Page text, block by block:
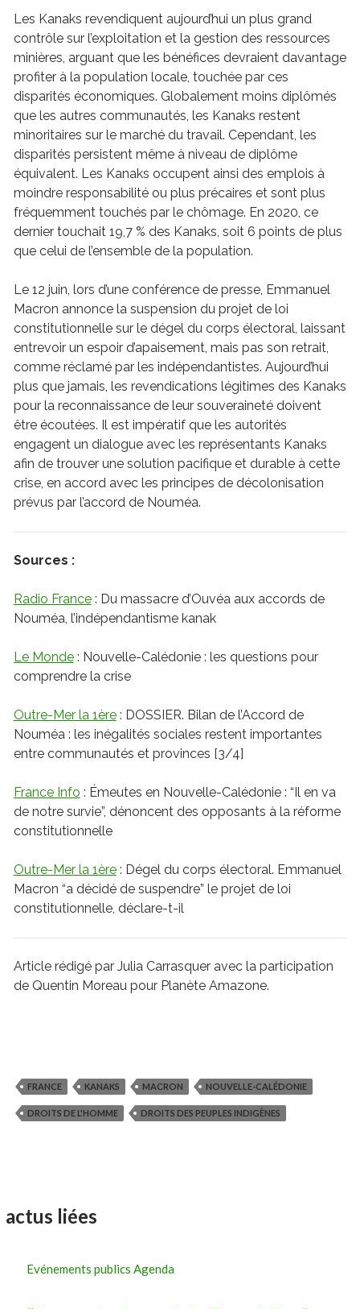
Les Kanaks revendiquent aujourd’hui un plus grand
contrôle sur l’exploitation et la gestion des ressources
minières, arguant que les bénéfices devraient davantage
profiter à la population locale, touchée par ces
disparités économiques. Globalement moins diplômés
que les autres communautés, les Kanaks restent
minoritaires sur le marché du travail. Cependant, les
disparités persistent même à niveau de diplôme
équivalent. Les Kanaks occupent ainsi des emplois à
moindre responsabilité ou plus précaires et sont plus
fréquemment touchés par le chômage. En 2020, ce
dernier touchait 19,7 % des Kanaks, soit 6 points de plus
que celui de l’ensemble de la population.
Le 12 juin, lors d’une conférence de presse, Emmanuel
Macron annonce la suspension du projet de loi
constitutionnelle sur le dégel du corps électoral, laissant
entrevoir un espoir d’apaisement, mais pas son retrait,
comme réclamé par les indépendantistes. Aujourd’hui
plus que jamais, les revendications légitimes des Kanaks
pour la reconnaissance de leur souveraineté doivent
être écoutées. Il est impératif que les autorités
engagent un dialogue avec les représentants Kanaks
afin de trouver une solution pacifique et durable à cette
crise, en accord avec les principes de décolonisation
prévus par l’accord de Nouméa.
Sources :
Radio France: Du massacre d’Ouvéa aux accords de
Nouméa, l’indépendantisme kanak
Le Monde: Nouvelle-Calédonie : les questions pour
comprendre la crise
Outre-Mer la 1ère: DOSSIER. Bilan de l’Accord de
Nouméa : les inégalités sociales restent importantes
entre communautés et provinces [3/4]
France Info : Émeutes en Nouvelle-Calédonie : “Il en va
de notre survie”, dénoncent des opposants à la réforme
constitutionnelle
Outre-Mer la 1ère: Dégel du corps électoral. Emmanuel
Macron “a décidé de suspendre” le projet de loi
constitutionnelle, déclare-t-il
Article rédigé par Julia Carrasquer avec la participation
de Quentin Moreau pour Planète Amazone.
FRANCE KANAKS MACRON NOUVELLE-CALÉDONIE
DROITS DE L'HOMME DROITS DES PEUPLES INDIGÈNES
actus liées
Evénements publics Agenda